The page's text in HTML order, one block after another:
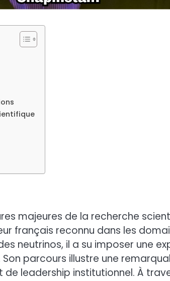
majeures de la recherche
français reconnu dans les
neutrinos, il a su imposer une
Son parcours illustre une
leadership institutionnel. À